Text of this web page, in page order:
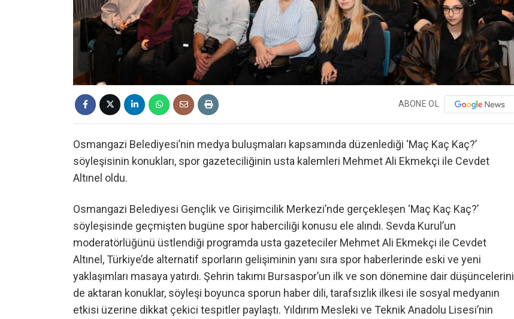
ABONE OL
Osmangazi Belediyesi’nin medya buluşmaları kapsamında düzenlediği ‘Maç Kaç Kaç?’
söyleşisinin konukları, spor gazeteciliğinin usta kalemleri Mehmet Ali Ekmekçi ile Cevdet
Altınel oldu.
Osmangazi Belediyesi Gençlik ve Girişimcilik Merkezi’nde gerçekleşen ‘Maç Kaç Kaç?’
söyleşisinde geçmişten bugüne spor haberciliği konusu ele alındı. Sevda Kurul’un
moderatörlüğünü üstlendiği programda usta gazeteciler Mehmet Ali Ekmekçi ile Cevdet
Altınel, Türkiye’de alternatif sporların gelişiminin yanı sıra spor haberlerinde eski ve yeni
yaklaşımları masaya yatırdı. Şehrin takımı Bursaspor’un ilk ve son dönemine dair düşüncelerini
de aktaran konuklar, söyleşi boyunca sporun haber dili, tarafsızlık ilkesi ile sosyal medyanın
etkisi üzerine dikkat çekici tespitler paylaştı. Yıldırım Mesleki ve Teknik Anadolu Lisesi’nin